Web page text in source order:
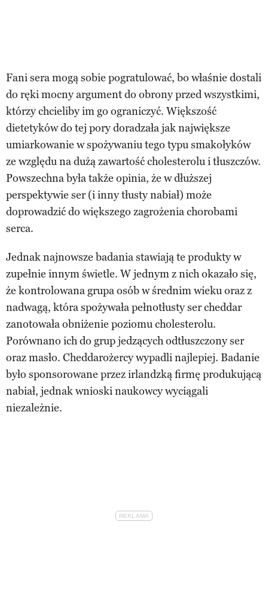
Fani sera mogą sobie pogratulować, bo właśnie dostali
do ręki mocny argument do obrony przed wszystkimi,
którzy chcieliby im go ograniczyć. Większość
dietetyków do tej pory doradzała jak największe
umiarkowanie w spożywaniu tego typu smakołyków
ze względu na dużą zawartość cholesterolu i tłuszczów.
Powszechna była także opinia, że w dłuższej
perspektywie ser (i inny tłusty nabiał) może
doprowadzić do większego zagrożenia chorobami
serca.
Jednak najnowsze badania stawiają te produkty w
zupełnie innym świetle. W jednym z nich okazało się,
że kontrolowana grupa osób w średnim wieku oraz z
nadwagą, która spożywała pełnotłusty ser cheddar
zanotowała obniżenie poziomu cholesterolu.
Porównano ich do grup jedzących odtłuszczony ser
oraz masło. Cheddarożercy wypadli najlepiej. Badanie
było sponsorowane przez irlandzką firmę produkującą
nabiał, jednak wnioski naukowcy wyciągali
niezależnie.